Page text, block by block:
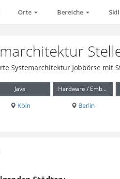
Orte Bereiche
Systemarchitektur Jobbörse mit
Java Hardware / Embedded
Köln Berlin